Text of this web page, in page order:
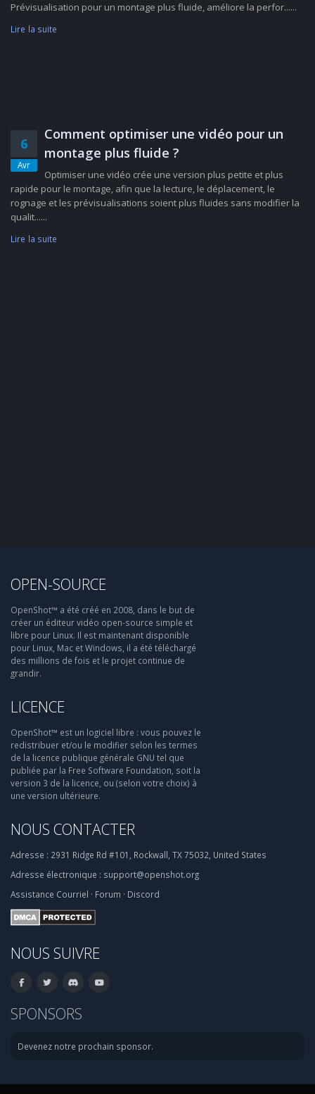
Prévisualisation pour un montage plus fluide, améliore la perfor......
Lire la suite
6
Avr
Comment optimiser une vidéo pour un
montage plus fluide ?
Optimiser une vidéo crée une version plus petite et plus
rapide pour le montage, afin que la lecture, le déplacement, le
rognage et les prévisualisations soient plus fluides sans modifier la
qualit......
Lire la suite
OPEN-SOURCE
OpenShot™ a été créé en 2008, dans le but de
créer un éditeur vidéo open-source simple et
libre pour Linux. Il est maintenant disponible
pour Linux, Mac et Windows, il a été téléchargé
des millions de fois et le projet continue de
grandir.
LICENCE
OpenShot™ est un logiciel libre : vous pouvez le
redistribuer et/ou le modifier selon les termes
de la licence publique générale GNU tel que
publiée par la Free Software Foundation, soit la
version 3 de la licence, ou (selon votre choix) à
une version ultérieure.
NOUS CONTACTER
Adresse : 2931 Ridge Rd #101, Rockwall, TX 75032, United States
Adresse électronique : support@openshot.org
Assistance Courriel · Forum · Discord
NOUS SUIVRE
SPONSORS
Devenez notre prochain sponsor.